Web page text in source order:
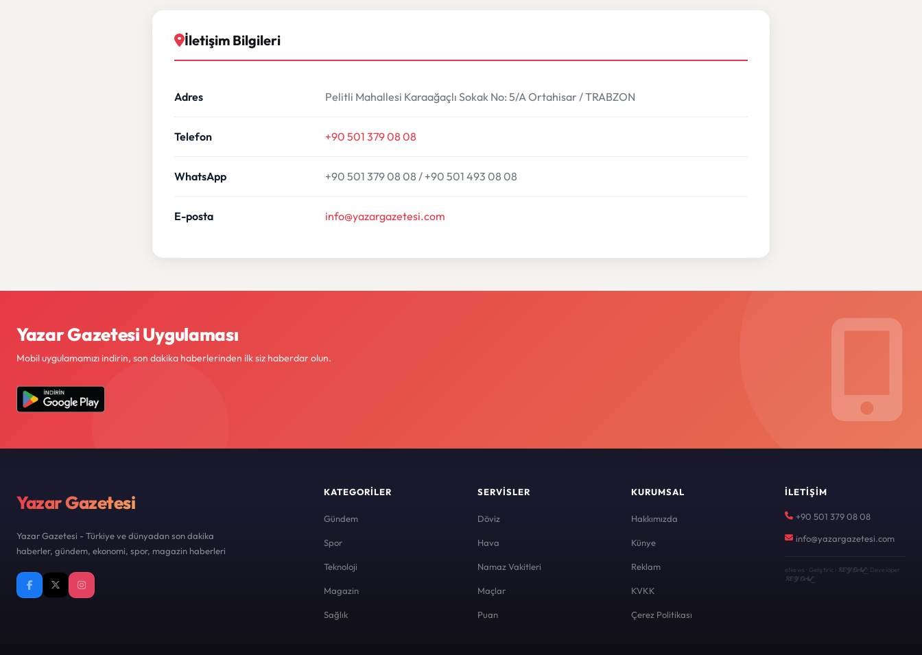
İletişim Bilgileri
Adres Pelitli Mahallesi Karaağaçlı Sokak No: 5/A Ortahisar / TRABZON
Telefon +90 501 379 08 08
WhatsApp +90 501 379 08 08 / +90 501 493 08 08
E-posta info@yazargazetesi.com
Yazar Gazetesi Uygulaması
Mobil uygulamamızı indirin, son dakika haberlerinden ilk siz haberdar olun.
Yazar Gazetesi
Yazar Gazetesi - Türkiye ve dünyadan son dakika
haberler, gündem, ekonomi, spor, magazin haberleri
KATEGORILER
Gündem
Spor
Teknoloji
Magazin
Sağlık
SERVISLER
Döviz
Hava
Namaz Vakitleri
Maçlar
Puan
KURUMSAL
Hakkımızda
Künye
Reklam
KVKK
Çerez Politikası
İLETIŞIM
+90 501 379 08 08
info@yazargazetesi.com
eNews · Geliştirici KEYDAL· Developer
KEYDAL